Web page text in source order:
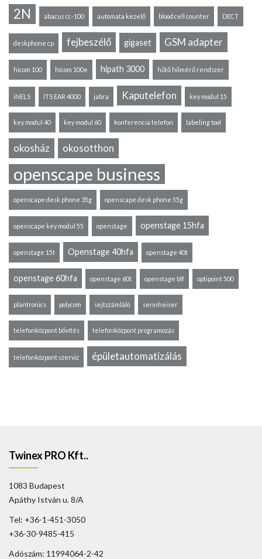
2N abacus cc-100 automata kezelő blood cell counter DECT
deskphone cp fejbeszélő gigaset GSM adapter
hicom 100 hicom 100e hipath 3000 hűtő hőmérő rendszer
iNELS ITS EAR 4000 jabra Kaputelefon key modul 15
key modul 40 key modul 60 konferencia telefon labeling tool
okosház okosotthon
openscape business
openscape desk phone 35g openscape desk phone 55g
openscape key modul 55 openstage openstage 15hfa
openstage 15t Openstage 40hfa openstage 40t
openstage 60hfa openstage 60t openstage blf optipoint 500
plantronics polycom sejtszámláló sennheiser
telefonközpont bővítés telefonközpont programozás
telefonközpont szerviz épületautomatizálás
Twinex PRO Kft..
1083 Budapest
Apáthy István u. 8/A
Tel: +36-1-451-3050
+36-30-9485-415
Adószám: 11994064-2-42